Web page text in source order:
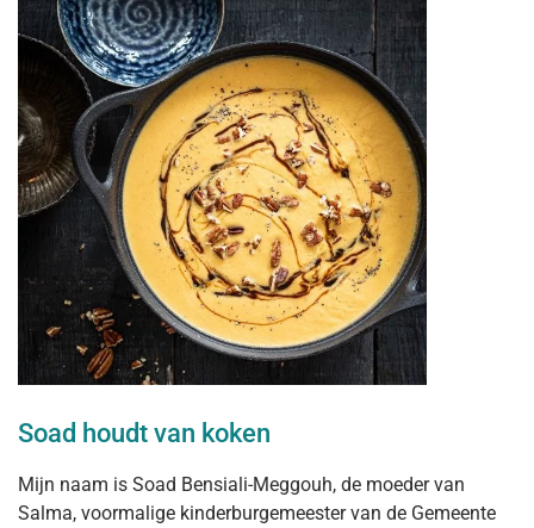
Soad houdt van koken
Mijn naam is Soad Bensiali-Meggouh, de moeder van
Salma, voormalige kinderburgemeester van de Gemeente